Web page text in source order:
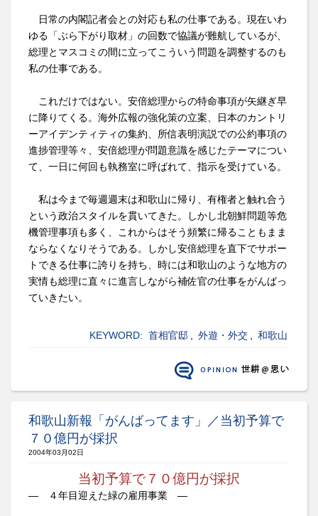
日常の内閣記者会との対応も私の仕事である。現在いわ
ゆる「ぶら下がり取材」の回数で協議が難航しているが、
総理とマスコミの間に立ってこういう問題を調整するのも
私の仕事である。
これだけではない。安倍総理からの特命事項が矢継ぎ早
に降りてくる。海外広報の強化策の立案、日本のカントリ
ーアイデンティティの集約、所信表明演説での公約事項の
進捗管理等々、安倍総理が問題意識を感じたテーマについ
て、一日に何回も執務室に呼ばれて、指示を受けている。
私は今まで毎週週末は和歌山に帰り、有権者と触れ合う
という政治スタイルを貫いてきた。しかし北朝鮮問題等危
機管理事項も多く、これからはそう頻繁に帰ることもまま
ならなくなりそうである。しかし安倍総理を直下でサポー
トできる仕事に誇りを持ち、時には和歌山のような地方の
実情も総理に直々に進言しながら補佐官の仕事をがんばっ
ていきたい。
KEYWORD: 首相官邸 外遊・外交 和歌山
和歌山新報「がんばってます」／当初予算で
７０億円が採択
2004年03月02日
当初予算で７０億円が採択
― ４年目迎えた緑の雇用事業 ―